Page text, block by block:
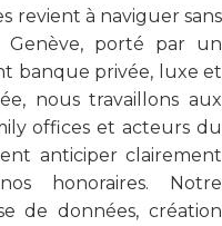
revient à naviguer sans
Genève, porté par un
banque privée, luxe et
nous travaillons aux
offices et acteurs du
anticiper clairement
honoraires. Notre
de données, création